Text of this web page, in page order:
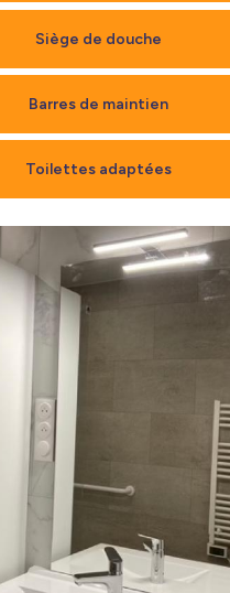
Siège de douche
Barres de maintien
Toilettes adaptées